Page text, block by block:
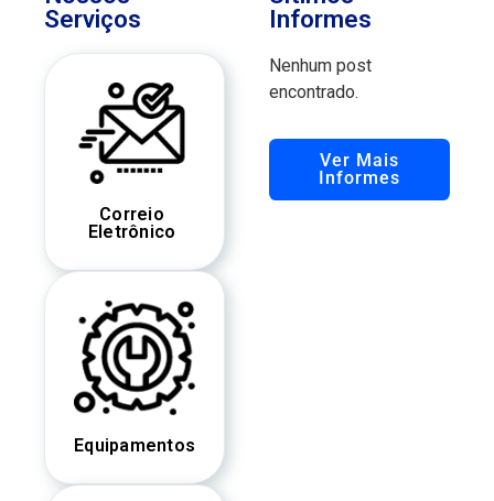
Serviços
Correio
Eletrônico
Equipamentos
Informes
Nenhum post
encontrado.
Ver Mais
Informes